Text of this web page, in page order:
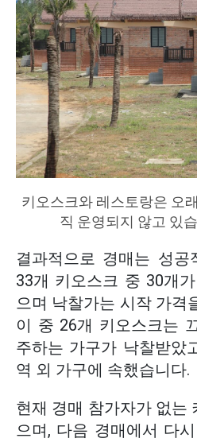
키오스크와 레스토랑은 오
직 운영되지 않고 있
결과적으로 경매는 성공
33개 키오스크 중 30개
으며 낙찰가는 시작 가격
이 중 26개 키오스크는
주하는 가구가 낙찰받았
역 외 가구에 속했습니다.
현재 경매 참가자가 없는
으며, 다음 경매에서 다